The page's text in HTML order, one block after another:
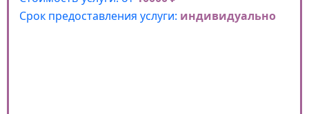
Срок предоставления услуги: индивидуально